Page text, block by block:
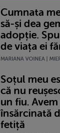
Cumnata
să-și dea
adopție.
de viața ei
MARIANA VOINEA |
Soțul meu
că nu
un fiu.
însărcinată
fetiță